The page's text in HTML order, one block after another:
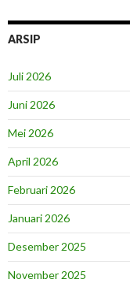
ARSIP
Juli 2026
Juni 2026
Mei 2026
April 2026
Februari 2026
Januari 2026
Desember 2025
November 2025